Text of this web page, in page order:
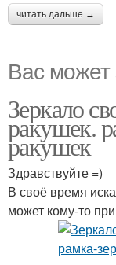
читать дальше →
Вас может
Зеркало
ракушек.
ракушек
Здравствуйте =)
В своё время
может кому-то